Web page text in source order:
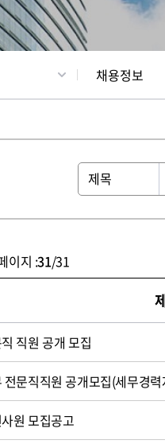
채용정보
이지 :31/31
직원 공개 모집
전문직직원 공개모집(세무경력
원 모집공고